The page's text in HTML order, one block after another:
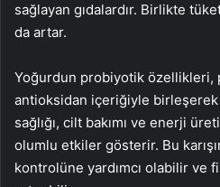
sağlayan gıdalardır. Birlikte
da artar.
Yoğurdun probiyotik özellikleri,
antioksidan içeriğiyle birleşerek
sağlığı, cilt bakımı ve enerji
olumlu etkiler gösterir. Bu
kontrolüne yardımcı olabilir ve